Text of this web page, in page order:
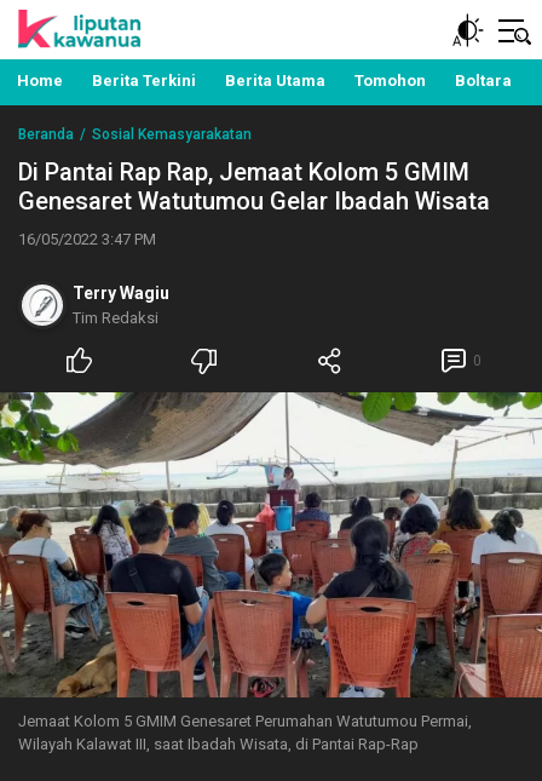
Liputan Kawanua
Berita Manado, Sulawesi Utara, Kawanua, Politik,
Pemerintahan, Hukum Kriminal dan Nasional
Home Berita Terkini Berita Utama Tomohon Boltara
Beranda Sosial Kemasyarakatan
Di Pantai Rap Rap, Jemaat Kolom 5 GMIM
Genesaret Watutumou Gelar Ibadah Wisata
16/05/2022 3:47 PM
Terry Wagiu
Tim Redaksi
0
Jemaat Kolom 5 GMIM Genesaret Perumahan Watutumou Permai,
Wilayah Kalawat III, saat Ibadah Wisata, di Pantai Rap-Rap